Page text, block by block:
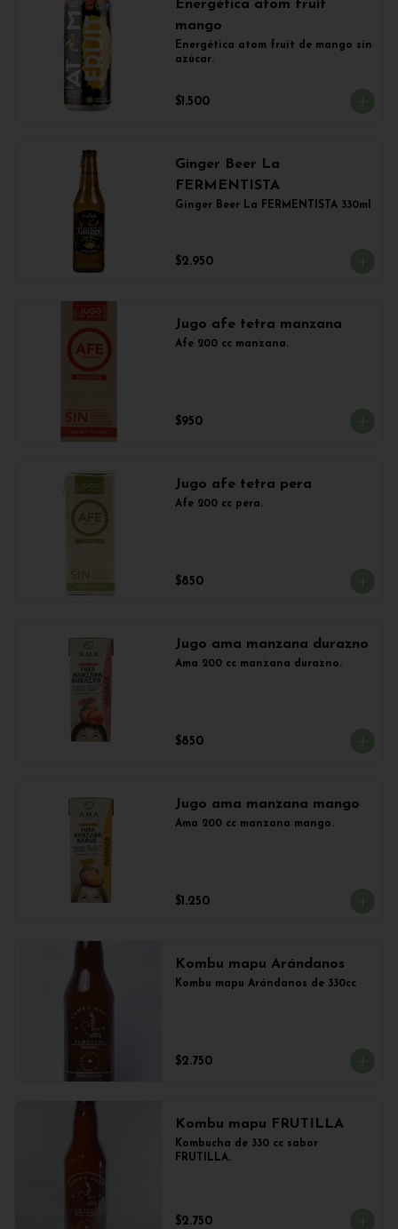
Energética atom fruit
mango
Energética atom fruit de mango sin
azúcar.
$1.500
Ginger Beer La
FERMENTISTA
Ginger Beer La FERMENTISTA 330ml
$2.950
Jugo afe tetra manzana
Afe 200 cc manzana.
$950
Jugo afe tetra pera
Afe 200 cc pera.
$850
Jugo ama manzana durazno
Ama 200 cc manzana durazno.
$850
Jugo ama manzana mango
Ama 200 cc manzana mango.
$1.250
Kombu mapu Arándanos
Kombu mapu Arándanos de 330cc
$2.750
Kombu mapu FRUTILLA
Kombucha de 330 cc sabor
FRUTILLA.
$2.750